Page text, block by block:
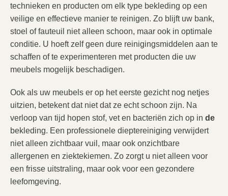
technieken en producten om elk type bekleding op een
veilige en effectieve manier te reinigen. Zo blijft uw bank,
stoel of fauteuil niet alleen schoon, maar ook in optimale
conditie. U hoeft zelf geen dure reinigingsmiddelen aan te
schaffen of te experimenteren met producten die uw
meubels mogelijk beschadigen.
Ook als uw meubels er op het eerste gezicht nog netjes
uitzien, betekent dat niet dat ze echt schoon zijn. Na
verloop van tijd hopen stof, vet en bacteriën zich op in de
bekleding. Een professionele dieptereiniging verwijdert
niet alleen zichtbaar vuil, maar ook onzichtbare
allergenen en ziektekiemen. Zo zorgt u niet alleen voor
een frisse uitstraling, maar ook voor een gezondere
leefomgeving.